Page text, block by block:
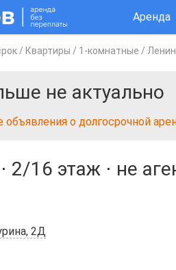
Аренда
/ Квартиры / 1-комнатные /
не актуально
объявления о долгосрочной
⋅ 2/16 этаж ⋅ не
2Д